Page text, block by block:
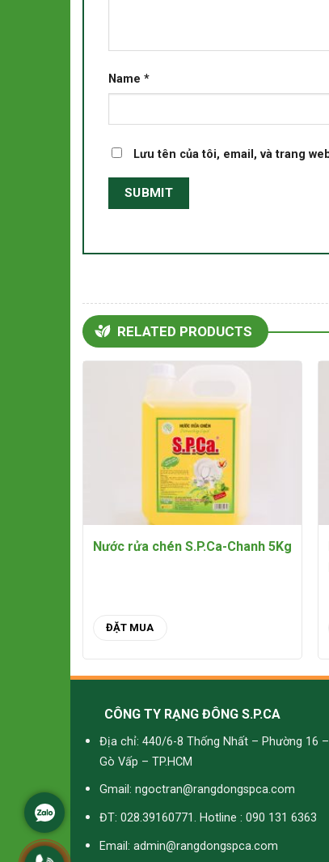
Name *
Lưu tên của tôi, email, và trang
RELATED PRODUCTS
Nước rửa chén S.P.Ca-Chanh 5Kg
ĐẶT MUA
CÔNG TY RẠNG ĐÔNG S.P.CA
Địa chỉ: 440/6-8 Thống Nhất – Phường 16
Gò Vấp – TP.HCM
Gmail: ngoctran@rangdongspca.com
ĐT: 028.39160771. Hotline : 090 131 6363
Email: admin@rangdongspca.com